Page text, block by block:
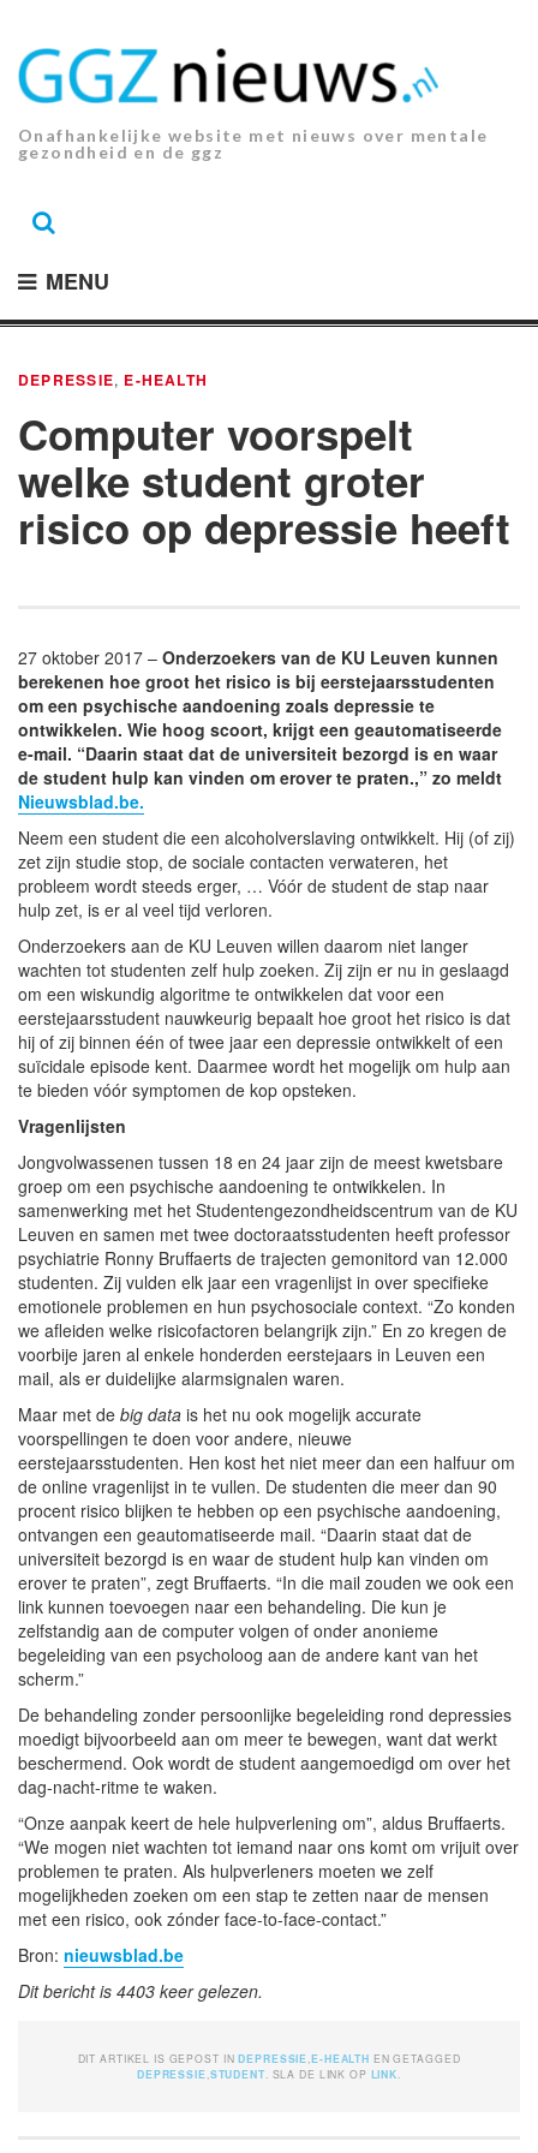
inhoud.
Onafhankelijke website met nieuws over mentale
gezondheid en de ggz
MENU
DEPRESSIE, E-HEALTH
Computer voorspelt
welke student groter
risico op depressie heeft
27 oktober 2017 – Onderzoekers van de KU Leuven kunnen
berekenen hoe groot het risico is bij ­eerstejaarsstudenten
om een psychische aandoening zoals depressie te
ontwikkelen. Wie hoog scoort, krijgt een ­geautomatiseerde
e-mail. “Daarin staat dat de universiteit bezorgd is en waar
de student hulp kan vinden om erover te praten.,” zo meldt
Nieuwsblad.be.
Neem een student die een ­alcoholverslaving ontwikkelt. Hij (of zij)
zet zijn studie stop, de sociale contacten verwateren, het
probleem wordt steeds erger, … Vóór de student de stap naar
hulp zet, is er al veel tijd verloren.
Onderzoekers aan de KU Leuven willen daarom niet langer
wachten tot studenten zelf hulp zoeken. Zij zijn er nu in geslaagd
om een wiskundig algoritme te ontwikkelen dat voor een
eerstejaars­student nauwkeurig bepaalt hoe groot het ­risico is dat
hij of zij binnen één of twee jaar een depressie ontwikkelt of een
suïcidale episode kent. Daarmee wordt het mogelijk om hulp aan
te bieden vóór symptomen de kop op­steken.
Vragenlijsten
Jongvolwassenen tussen 18 en 24 jaar zijn de meest kwetsbare
groep om een psychische ­aandoening te ontwikkelen. In
samenwerking met het Studenten­­gezondheidscentrum van de KU
Leuven en samen met twee doctoraatsstudenten heeft professor
psychiatrie Ronny Bruf­faerts de trajecten gemonitord van 12.000
studenten. Zij vulden elk jaar een vragenlijst in over specifieke
emotionele problemen en hun psycho­sociale context. “Zo konden
we afleiden welke ­risico­factoren belangrijk zijn.” En zo kregen de
voorbije jaren al enkele honderden eerstejaars in Leuven een
mail, als er duidelijke alarmsignalen waren.
Maar met de big data is het nu ook mogelijk accurate
voorspellingen te doen voor andere, nieuwe
eerstejaarsstudenten. Hen kost het niet meer dan een halfuur om
de online ­vragenlijst in te vullen. De studenten die meer dan 90
procent risico blijken te hebben op een psychische aandoening,
ontvangen een geautomatiseerde mail. “Daarin staat dat de
universiteit bezorgd is en waar de student hulp kan vinden om
erover te praten”, zegt Bruffaerts. “In die mail zouden we ook een
link kunnen toevoegen naar een behandeling. Die kun je
zelfstandig aan de computer volgen of onder anonieme
begeleiding van een psycholoog aan de andere kant van het
scherm.”
De behandeling zonder persoonlijke ­begeleiding rond depressies
moedigt bijvoorbeeld aan om meer te bewegen, want dat werkt
beschermend. Ook wordt de student aangemoedigd om over het
dag-nacht-ritme te waken.
“Onze aanpak keert de hele hulpverlening om”, aldus Bruffaerts.
“We mogen niet wachten tot iemand naar ons komt om vrijuit over
problemen te praten. Als hulpver­leners moeten we zelf
mogelijkheden zoeken om een stap te zetten naar de mensen
met een risico, ook zónder face-to-face-contact.”
Bron: nieuwsblad.be
Dit bericht is 4403 keer gelezen.
DIT ARTIKEL IS GEPOST INDEPRESSIE ,E-HEALTH EN GETAGGED
DEPRESSIE STUDENT . SLA DE LINK OP LINK